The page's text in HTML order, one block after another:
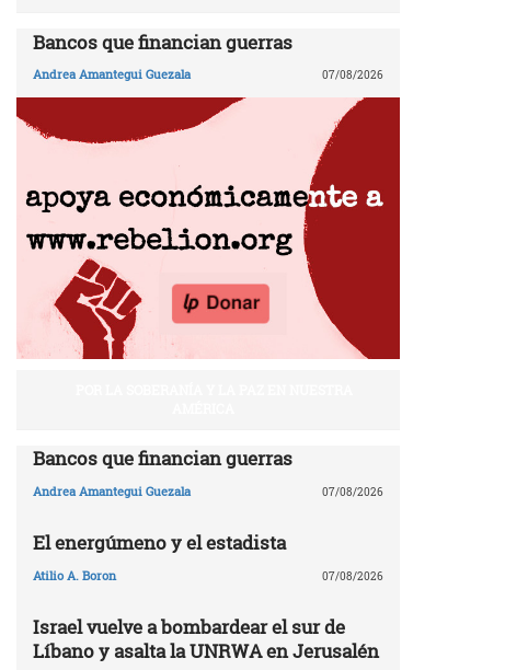
Bancos que financian guerras
Andrea Amantegui Guezala 07/08/2026
Bancos que financian guerras
Andrea Amantegui Guezala 07/08/2026
El energúmeno y el estadista
Atilio A. Boron 07/08/2026
Israel vuelve a bombardear el sur de
Líbano y asalta la UNRWA en Jerusalén